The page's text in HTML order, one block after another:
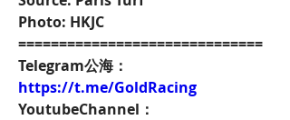
Photo: HKJC
==============================
Telegram公海：
https://t.me/GoldRacing
YoutubeChannel：